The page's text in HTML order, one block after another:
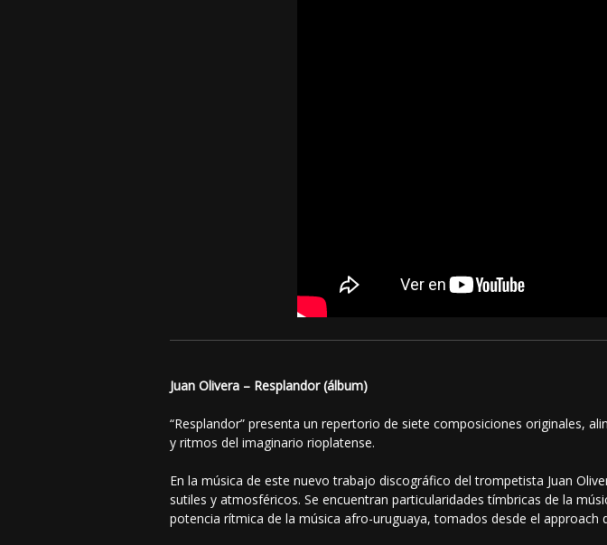
Juan Olivera – Resplandor (álbum)
“Resplandor” presenta un repertorio de siete composiciones originales,
y ritmos del imaginario rioplatense.
En la música de este nuevo trabajo discográfico del trompetista Juan
sutiles y atmosféricos. Se encuentran particularidades tímbricas de la
potencia rítmica de la música afro-uruguaya, tomados desde el approach